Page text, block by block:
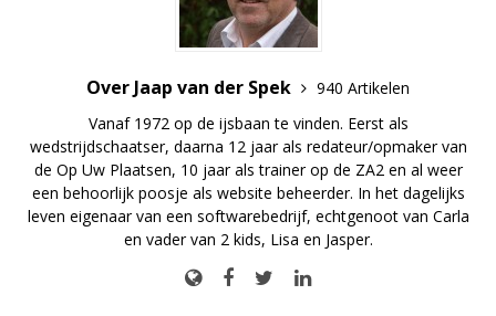
Over Jaap van der Spek
940 Artikelen
Vanaf 1972 op de ijsbaan te vinden. Eerst als
wedstrijdschaatser, daarna 12 jaar als redateur/opmaker van
de Op Uw Plaatsen, 10 jaar als trainer op de ZA2 en al weer
een behoorlijk poosje als website beheerder. In het dagelijks
leven eigenaar van een softwarebedrijf, echtgenoot van Carla
en vader van 2 kids, Lisa en Jasper.